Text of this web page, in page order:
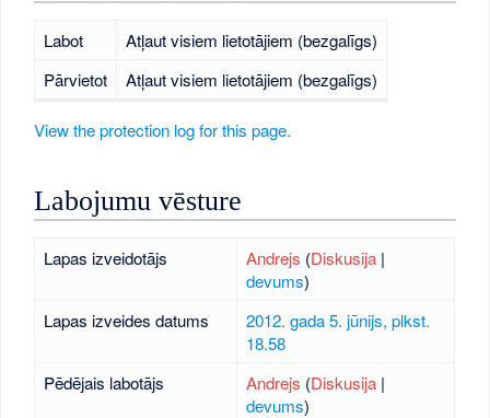
Labot
Atļaut visiem lietotājiem (bezgalīgs)
Pārvietot
Atļaut visiem lietotājiem (bezgalīgs)
View the protection log for this page.
Labojumu vēsture
Lapas izveidotājs Andrejs (Diskusija|
devums)
Lapas izveides datums
2012. gada 5. jūnijs, plkst.
18.58
Pēdējais labotājs
Andrejs (Diskusija|
devums)